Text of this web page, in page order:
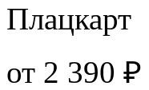
Плацкарт
от 2 390 ₽